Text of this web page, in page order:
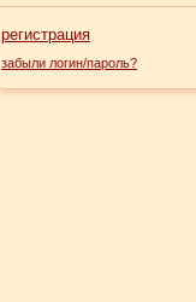
регистрация
забыли логин/пароль?